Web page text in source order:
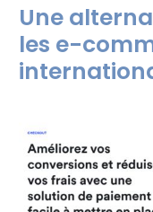
Une
les e-